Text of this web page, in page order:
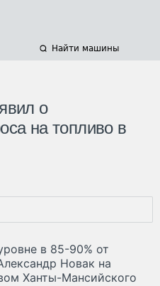
Найти машины
о
на топливо в
в 85-90% от
Новак на
Ханты-Мансийского